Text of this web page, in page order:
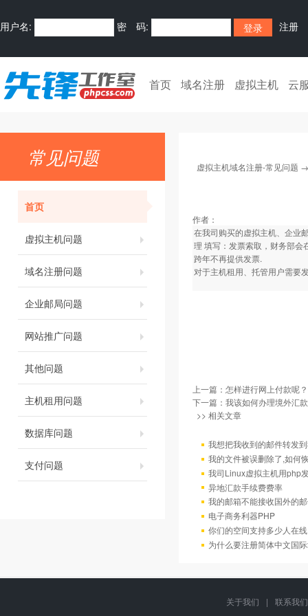
用户名: 密 码: 注册
首页 域名注册 虚拟主机 云
常见问题
首页
虚拟主机问题
域名注册问题
企业邮局问题
网站推广问题
其他问题
主机租用问题
数据库问题
支付问题
虚拟主机域名注册-常见问题
作者：
在我司购买的虚拟主机、企业
理 填写：发票索取，财务部会
跨年不再提供发票.
对于主机租用、托管用户需要
上一篇： 怎样进行网上付款呢？
下一篇： 我该如何办理境外汇
>> 相关文章
我想把我收到的邮件转发
我的文件被误删除了,如何
我司Linux虚拟主机用php
异地汇款手续费费率
我的邮箱不能接收国外的
电子商务利器PHP
你们的空间支持多少人在
为什么要注册简体中文国
关于我们 |
联系我们